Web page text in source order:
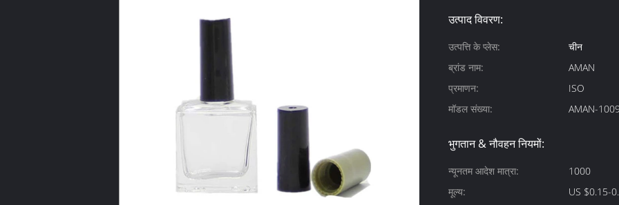
उत्पाद विवरण:
उत्पत्ति के प्लेस:
चीन
ब्रांड नाम:
AMAN
प्रमाणन:
ISO
मॉडल संख्या:
AMAN-
भुगतान & नौवहन नियमों:
न्यूनतम आदेश मात्रा:
1000
मूल्य:
US $0.15-